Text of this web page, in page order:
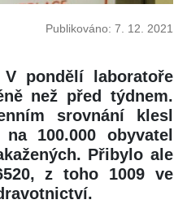
Publikováno: 7. 12. 2021
pondělí laboratoře
než před týdnem.
srovnání klesl
100.000 obyvatel
Přibylo ale
z toho 1009 ve